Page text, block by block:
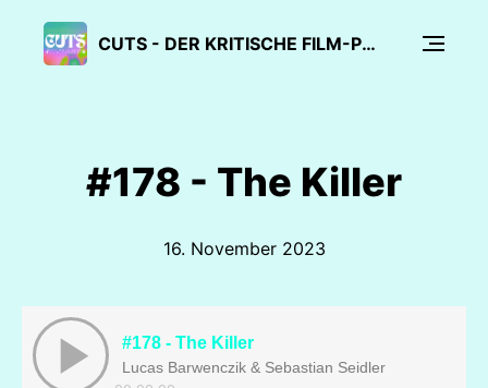
CUTS - DER KRITISCHE FILM-PODCAST
#178 - The Killer
16. November 2023
#178 - The Killer
Lucas Barwenczik & Sebastian Seidler